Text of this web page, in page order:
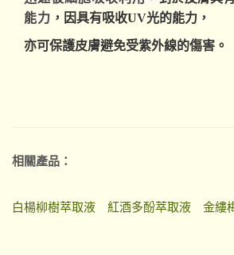
能力 ，因具有吸收UV光的能力，
亦可保護皮膚避免受紫外線的傷害 。
相關產品：
白楊柳樹萃取液 紅酒多酚萃取液 金縷